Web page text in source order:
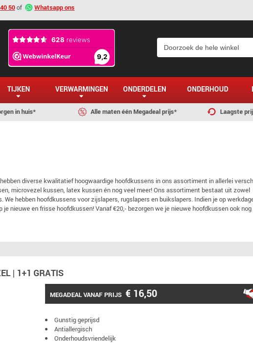
50of Whatsapp ons
TIJKEN VERWARMINGEN ONDERDELEN ONDERHOUD
in huis* Alle maten één Megadeal prijs* Laagste
diverse kwalitatief hoogwaardige hoofdkussens in ons assortiment in allerlei
microvezel kussen, latex kussen én nog veel meer! Ons assortiment bestaat uit zowel
hebben hoofdkussens voor zijslapers, rugslapers en buikslapers. Indien je op
nieuwe en frisse hoofdkussen! Vanaf €20,- bezorgen we je nieuwe hoofdkussen ook nog
| 1+1 GRATIS
MEGADEAL VANAF PRIJS € 16,50
Gunstig geprijsd
Antiallergisch
Onderhoudsvriendelijk